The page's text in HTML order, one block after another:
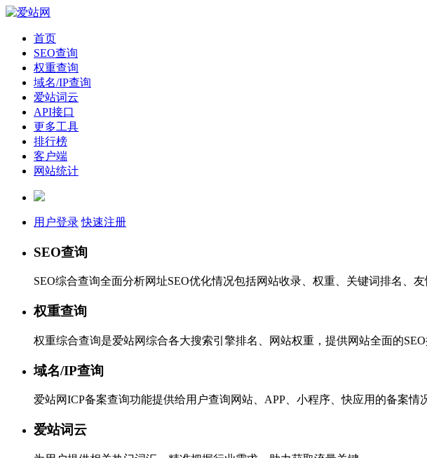
首页
SEO查询
权重查询
域名/IP查询
爱站词云
API接口
更多工具
排行榜
客户端
网站统计
用户登录 快速注册
SEO查询
SEO综合查询全面分析网址SEO优化情况包括网站收录、权重、关键词排名、友
权重查询
权重综合查询是爱站网综合各大搜索引擎排名、网站权重，提供网站全面的
域名/IP查询
爱站网ICP备案查询功能提供给用户查询网站、APP、小程序、快应用的备案情
爱站词云